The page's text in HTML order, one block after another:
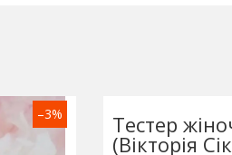
–3% Тестер
(Вікторія